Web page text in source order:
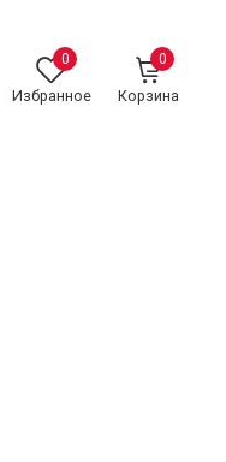
0
Избранное
0
Корзина